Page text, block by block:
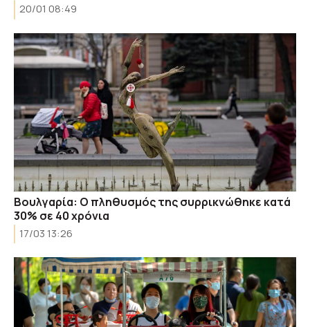
20/01 08:49
Βουλγαρία: Ο πληθυσμός της συρρικνώθηκε κατά
30% σε 40 χρόνια
17/03 13:26